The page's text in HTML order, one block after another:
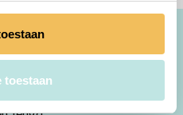
toestaan